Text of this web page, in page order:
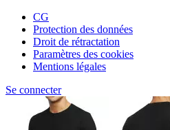
CG
Protection des données
Droit de rétractation
Paramètres des cookies
Mentions légales
Se connecter